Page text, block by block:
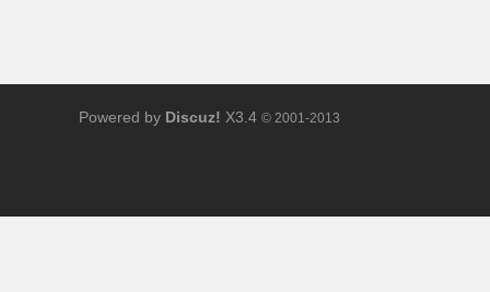
Powered by Discuz! X3.4 © 2001-2013